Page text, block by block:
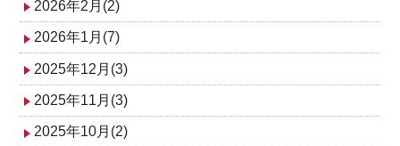
2026年2月(2)
2026年1月(7)
2025年12月(3)
2025年11月(3)
2025年10月(2)